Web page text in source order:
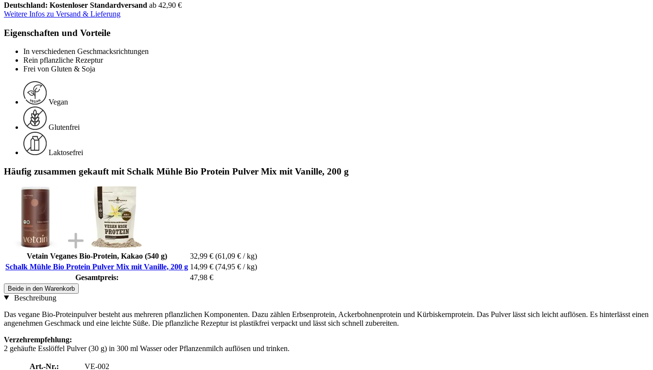
Deutschland: Kostenloser Standardversand ab 42,90 €
Weitere Infos zu Versand & Lieferung
Eigenschaften und Vorteile
In verschiedenen Geschmacksrichtungen
Rein pflanzliche Rezeptur
Frei von Gluten & Soja
Vegan
Glutenfrei
Laktosefrei
Häufig zusammen gekauft mit Schalk Mühle Bio Protein Pulver Mix mit Vanille, 200 g
Vetain Veganes Bio-Protein, Kakao (540 g) 32,99 € (61,09 € / kg)
Schalk Mühle Bio Protein Pulver Mix mit Vanille, 200 g 14,99 € (74,95 € / kg)
Gesamtpreis:
47,98 €
Beide in den Warenkorb
Beschreibung
Das vegane Bio-Proteinpulver besteht aus mehreren pflanzlichen Komponenten. Dazu zählen Erbsenprotein, Ackerbohnenprotein und Kürbiskernprotein. Das Pulver lässt sich leicht auflösen. Es hinterlässt einen
angenehmen Geschmack und eine leichte Süße. Die pflanzliche Rezeptur ist plastikfrei verpackt und lässt sich schnell zubereiten.
Verzehrempfehlung:
2 gehäufte Esslöffel Pulver (30 g) in 300 ml Wasser oder Pflanzenmilch auflösen und trinken.
Art.-Nr.: VE-002